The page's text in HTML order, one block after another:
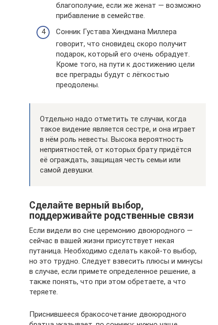
благополучие, если же женат — возможно
прибавление в семействе.
Сонник Густава Хиндмана Миллера
говорит, что сновидец скоро получит
подарок, который его очень обрадует.
Кроме того, на пути к достижению цели
все преграды будут с лёгкостью
преодолены.
Отдельно надо отметить те случаи, когда
такое видение является сестре, и она играет
в нём роль невесты. Высока вероятность
неприятностей, от которых брату придётся
её ограждать, защищая честь семьи или
самой девушки.
Сделайте верный выбор,
поддерживайте родственные связи
Если видели во сне церемонию двоюродного —
сейчас в вашей жизни присутствует некая
путаница. Необходимо сделать какой-то выбор,
но это трудно. Следует взвесить плюсы и минусы
в случае, если примете определенное решение, а
также понять, что при этом обретаете, а что
теряете.
Приснившееся бракосочетание двоюродного